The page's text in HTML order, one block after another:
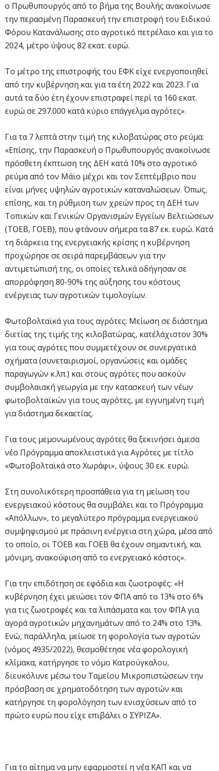
ο Πρωθυπουργός από το βήμα της Βουλής ανακοίνωσε
την περασμένη Παρασκευή την επιστροφή του Ειδικού
Φόρου Κατανάλωσης στο αγροτικό πετρέλαιο και για το
2024, μέτρο ύψους 82 εκατ. ευρώ.
Το μέτρο της επιστροφής του ΕΦΚ είχε ενεργοποιηθεί
από την κυβέρνηση και για τα έτη 2022 και 2023. Για
αυτά τα δύο έτη έχουν επιστραφεί περί τα 160 εκατ.
ευρώ σε 297.000 κατά κύριο επάγγελμα αγρότες».
Για τα 7 λεπτά στην τιμή της κιλοβατώρας στο ρεύμα:
«Επίσης, την Παρασκευή ο Πρωθυπουργός ανακοίνωσε
πρόσθετη έκπτωση της ΔΕΗ κατά 10% στο αγροτικό
ρεύμα από τον Μάϊο μέχρι και τον Σεπτέμβριο που
είναι μήνες υψηλών αγροτικών καταναλώσεων. Όπως,
επίσης, και τη ρύθμιση των χρεών προς τη ΔΕΗ των
Τοπικών και Γενικών Οργανισμών Εγγείων Βελτιώσεων
(ΤΟΕΒ, ΓΟΕΒ), που φτάνουν σήμερα τα 87 εκ. ευρώ. Κατά
τη διάρκεια της ενεργειακής κρίσης η κυβέρνηση
προχώρησε σε σειρά παρεμβάσεων για την
αντιμετώπισή της, οι οποίες τελικά οδήγησαν σε
απορρόφηση 80-90% της αύξησης του κόστους
ενέργειας των αγροτικών τιμολογίων.
Φωτοβολταϊκά για τους αγρότες: Μείωση σε διάστημα
διετίας της τιμής της κιλοβατώρας, κατ΄ελάχιστον 30%
για τους αγρότες που συμμετέχουν σε συνεργατικά
σχήματα (συνεταιρισμοί, οργανώσεις και ομάδες
παραγωγών κ.λπ.) και στους αγρότες που ασκούν
συμβολαιακή γεωργία με την κατασκευή των νέων
φωτοβολταϊκών για τους αγρότες, με εγγυημένη τιμή
για διάστημα δεκαετίας.
Για τους μεμονωμένους αγρότες θα ξεκινήσει άμεσα
νέο Πρόγραμμα αποκλειστικά για Αγρότες με τίτλο
«Φωτοβολταϊκά στο Χωράφι», ύψους 30 εκ. ευρώ.
Στη συνολικότερη προσπάθεια για τη μείωση του
ενεργειακού κόστους θα συμβάλει και το Πρόγραμμα
«Απόλλων», το μεγαλύτερο πρόγραμμα ενεργειακού
συμψηφισμού με πράσινη ενέργεια στη χώρα, μέσα από
το οποίο, οι ΤΟΕΒ και ΓΟΕΒ θα έχουν σημαντική, και
μόνιμη, ανακούφιση από το ενεργειακό κόστος».
Για την επιδότηση σε εφόδια και ζωοτροφές: «Η
κυβέρνηση έχει μειώσει τον ΦΠΑ από το 13% στο 6%
για τις ζωοτροφές και τα λιπάσματα και τον ΦΠΑ για
αγορά αγροτικών μηχανημάτων από το 24% στο 13%.
Ενώ, παράλληλα, μείωσε τη φορολογία των αγροτών
(νόμος 4935/2022), θεσμοθέτησε νέα φορολογική
κλίμακα, κατήργησε το νόμο Κατρούγκαλου,
διευκόλυνε μέσω του Ταμείου Μικροπιστώσεων την
πρόσβαση σε χρηματοδότηση των αγροτών και
κατήργησε τη φορολόγηση των ενισχύσεων από το
πρώτο ευρώ που είχε επιβάλει ο ΣΥΡΙΖΑ».
Για το αίτημα να μην εφαρμοστεί η νέα ΚΑΠ και να